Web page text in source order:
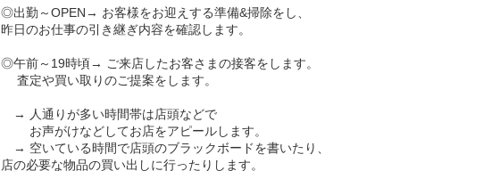
◎出勤～OPEN→ お客様をお迎えする準備&掃除をし、
昨日のお仕事の引き継ぎ内容を確認します。
◎午前～19時頃→ ご来店したお客さまの接客をします。
査定や買い取りのご提案をします。
→ 人通りが多い時間帯は店頭などで
お声がけなどしてお店をアピールします。
→ 空いている時間で店頭のブラックボードを書いたり、
店の必要な物品の買い出しに行ったりします。